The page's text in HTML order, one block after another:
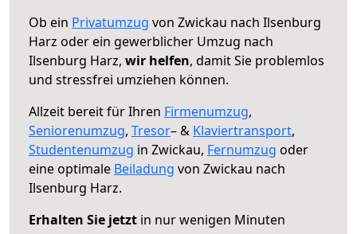
Ob ein Privatumzug von Zwickau nach Ilsenburg
Harz oder ein gewerblicher Umzug nach
Ilsenburg Harz, wir helfen, damit Sie problemlos
und stressfrei umziehen können.
Allzeit bereit für Ihren Firmenumzug,
Seniorenumzug, Tresor– & Klaviertransport,
Studentenumzug in Zwickau, Fernumzug oder
eine optimale Beiladung von Zwickau nach
Ilsenburg Harz.
Erhalten Sie jetzt in nur wenigen Minuten